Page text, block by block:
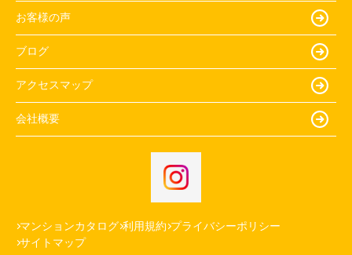
お客様の声
ブログ
アクセスマップ
会社概要
マンションカタログ 利用規約 プライバシーポリシー
サイトマップ